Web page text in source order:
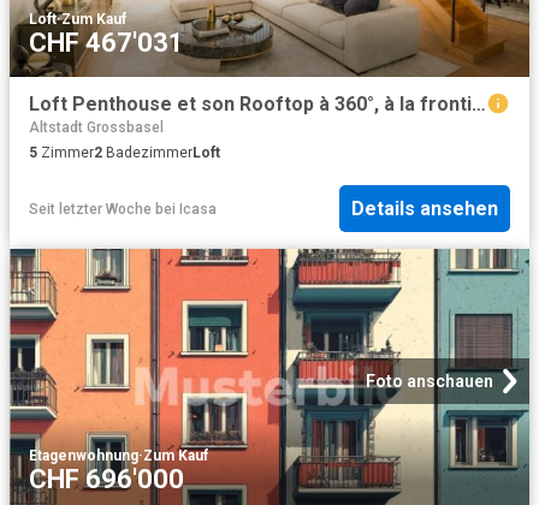
Loft·Zum Kauf
CHF 467'031
Loft Penthouse et son Rooftop à 360°, à la frontière en France
Altstadt Grossbasel
5 Zimmer2 BadezimmerLoft
Seit letzter Woche bei Icasa Details ansehen
Foto anschauen
Etagenwohnung·Zum Kauf
CHF 696'000